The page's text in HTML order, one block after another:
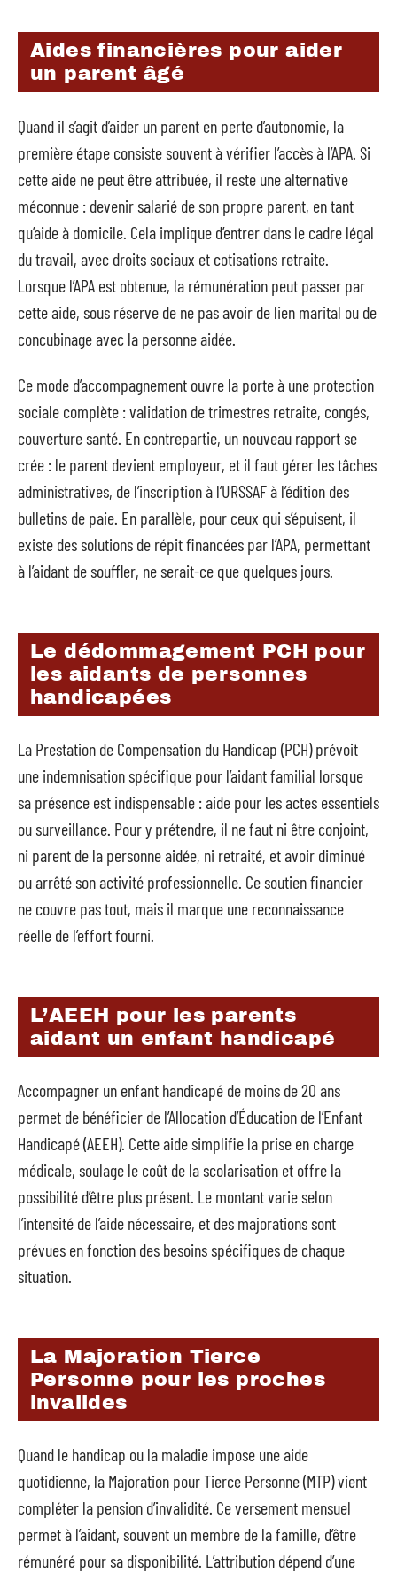
Aides financières pour aider
un parent âgé
Quand il s’agit d’aider un parent en perte d’autonomie, la
première étape consiste souvent à vérifier l’accès à l’APA. Si
cette aide ne peut être attribuée, il reste une alternative
méconnue : devenir salarié de son propre parent, en tant
qu’aide à domicile. Cela implique d’entrer dans le cadre légal
du travail, avec droits sociaux et cotisations retraite.
Lorsque l’APA est obtenue, la rémunération peut passer par
cette aide, sous réserve de ne pas avoir de lien marital ou de
concubinage avec la personne aidée.
Ce mode d’accompagnement ouvre la porte à une protection
sociale complète : validation de trimestres retraite, congés,
couverture santé. En contrepartie, un nouveau rapport se
crée : le parent devient employeur, et il faut gérer les tâches
administratives, de l’inscription à l’URSSAF à l’édition des
bulletins de paie. En parallèle, pour ceux qui s’épuisent, il
existe des solutions de répit financées par l’APA, permettant
à l’aidant de souffler, ne serait-ce que quelques jours.
Le dédommagement PCH pour
les aidants de personnes
handicapées
La Prestation de Compensation du Handicap (PCH) prévoit
une indemnisation spécifique pour l’aidant familial lorsque
sa présence est indispensable : aide pour les actes essentiels
ou surveillance. Pour y prétendre, il ne faut ni être conjoint,
ni parent de la personne aidée, ni retraité, et avoir diminué
ou arrêté son activité professionnelle. Ce soutien financier
ne couvre pas tout, mais il marque une reconnaissance
réelle de l’effort fourni.
L’AEEH pour les parents
aidant un enfant handicapé
Accompagner un enfant handicapé de moins de 20 ans
permet de bénéficier de l’Allocation d’Éducation de l’Enfant
Handicapé (AEEH). Cette aide simplifie la prise en charge
médicale, soulage le coût de la scolarisation et offre la
possibilité d’être plus présent. Le montant varie selon
l’intensité de l’aide nécessaire, et des majorations sont
prévues en fonction des besoins spécifiques de chaque
situation.
La Majoration Tierce
Personne pour les proches
invalides
Quand le handicap ou la maladie impose une aide
quotidienne, la Majoration pour Tierce Personne (MTP) vient
compléter la pension d’invalidité. Ce versement mensuel
permet à l’aidant, souvent un membre de la famille, d’être
rémunéré pour sa disponibilité. L’attribution dépend d’une